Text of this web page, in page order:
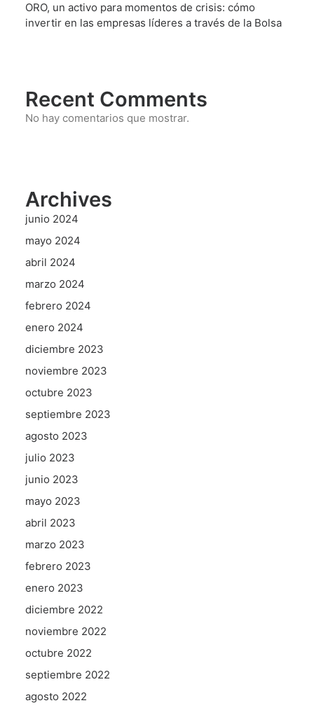
ORO, un activo para momentos de crisis: cómo
invertir en las empresas líderes a través de la Bolsa
Recent Comments
No hay comentarios que mostrar.
Archives
junio 2024
mayo 2024
abril 2024
marzo 2024
febrero 2024
enero 2024
diciembre 2023
noviembre 2023
octubre 2023
septiembre 2023
agosto 2023
julio 2023
junio 2023
mayo 2023
abril 2023
marzo 2023
febrero 2023
enero 2023
diciembre 2022
noviembre 2022
octubre 2022
septiembre 2022
agosto 2022